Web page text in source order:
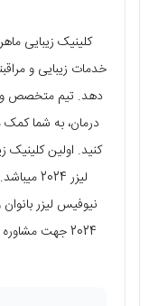
کلینیک زیبایی
خدمات زیبایی و
دهد. تیم متخصص و
درمان، به شما کمک
نیوفیس لیزر
2024 جهت